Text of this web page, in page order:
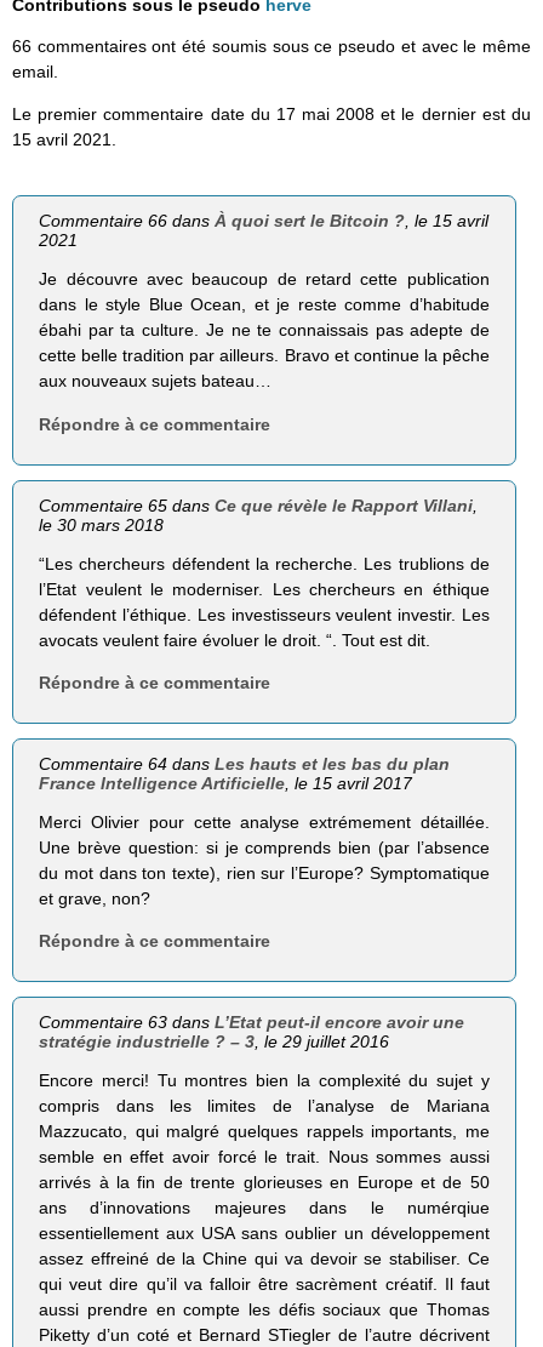
Contributions sous le pseudo herve
66 commentaires ont été soumis sous ce pseudo et avec le même
email.
Le premier commentaire date du 17 mai 2008 et le dernier est du
15 avril 2021.
Commentaire 66 dansÀ quoi sert le Bitcoin ?, le 15 avril
2021
Je découvre avec beaucoup de retard cette publication
dans le style Blue Ocean, et je reste comme d’habitude
ébahi par ta culture. Je ne te connaissais pas adepte de
cette belle tradition par ailleurs. Bravo et continue la pêche
aux nouveaux sujets bateau…
Répondre à ce commentaire
Commentaire 65 dansCe que révèle le Rapport Villani
le 30 mars 2018
“Les chercheurs défendent la recherche. Les trublions de
l’Etat veulent le moderniser. Les chercheurs en éthique
défendent l’éthique. Les investisseurs veulent investir. Les
avocats veulent faire évoluer le droit. “. Tout est dit.
Répondre à ce commentaire
Commentaire 64 dansLes hauts et les bas du plan
France Intelligence Artificielle , le 15 avril 2017
Merci Olivier pour cette analyse extrémement détaillée.
Une brève question: si je comprends bien (par l’absence
du mot dans ton texte), rien sur l’Europe? Symptomatique
et grave, non?
Répondre à ce commentaire
Commentaire 63 dansL’Etat peut-il encore avoir une
stratégie industrielle ? – 3 , le 29 juillet 2016
Encore merci! Tu montres bien la complexité du sujet y
compris dans les limites de l’analyse de Mariana
Mazzucato, qui malgré quelques rappels importants, me
semble en effet avoir forcé le trait. Nous sommes aussi
arrivés à la fin de trente glorieuses en Europe et de 50
ans d’innovations majeures dans le numérqiue
essentiellement aux USA sans oublier un développement
assez effreiné de la Chine qui va devoir se stabiliser. Ce
qui veut dire qu’il va falloir être sacrèment créatif. Il faut
aussi prendre en compte les défis sociaux que Thomas
Piketty d’un coté et Bernard STiegler de l’autre décrivent